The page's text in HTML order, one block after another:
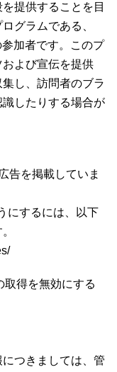
提供することを目
グラムである、
加者です。このプ
よび宣伝を提供
し、訪問者のブラ
したりする場合が
告を掲載していま
にするには、以下
取得を無効にする
つきましては、管